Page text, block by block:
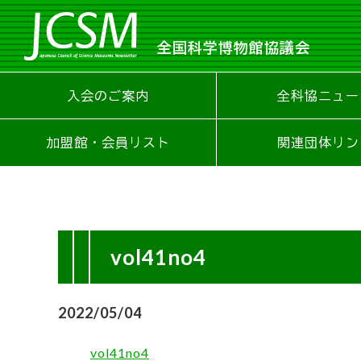
全国科学博物館協議会
入会のご案内 全科協ニュ
加盟館・会員リスト 関連団体リ
vol41no4
2022/05/04
vol41no4